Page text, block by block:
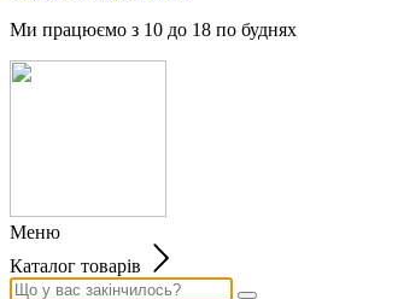
Ми працюємо з 10 до 18 по буднях
Меню
Каталог товарів